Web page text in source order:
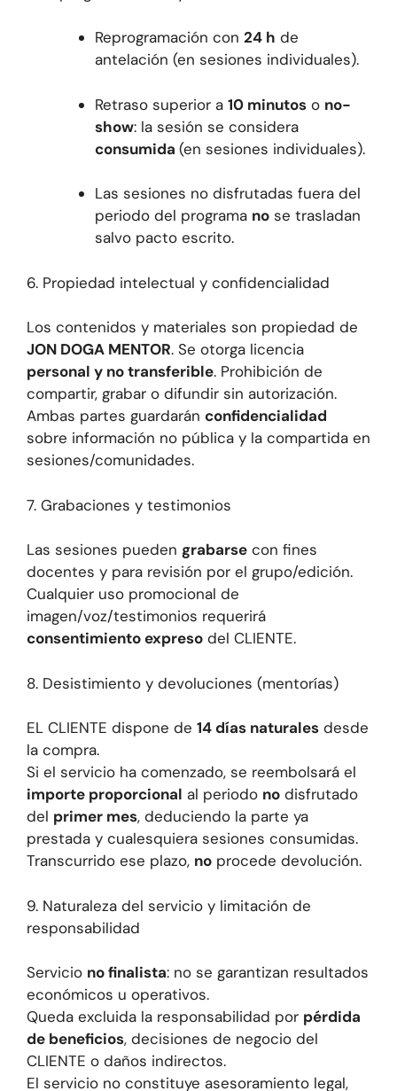
Reprogramación con 24 h de
antelación (en sesiones individuales).
Retraso superior a 10 minutoso no-
show: la sesión se considera
consumida (en sesiones individuales).
Las sesiones no disfrutadas fuera del
periodo del programa nose trasladan
salvo pacto escrito.
6. Propiedad intelectual y confidencialidad
Los contenidos y materiales son propiedad de
JON DOGA MENTOR. Se otorga licencia
personal y no transferible. Prohibición de
compartir, grabar o difundir sin autorización.
Ambas partes guardarán confidencialidad
sobre información no pública y la compartida en
sesiones/comunidades.
7. Grabaciones y testimonios
Las sesiones pueden grabarse con fines
docentes y para revisión por el grupo/edición.
Cualquier uso promocional de
imagen/voz/testimonios requerirá
consentimiento expreso del CLIENTE.
8. Desistimiento y devoluciones (mentorías)
EL CLIENTE dispone de 14 días naturales desde
la compra.
Si el servicio ha comenzado, se reembolsará el
importe proporcional al periodo no disfrutado
del primer mes, deduciendo la parte ya
prestada y cualesquiera sesiones consumidas.
Transcurrido ese plazo, no procede devolución.
9. Naturaleza del servicio y limitación de
responsabilidad
Servicio no finalista: no se garantizan resultados
económicos u operativos.
Queda excluida la responsabilidad por pérdida
de beneficios, decisiones de negocio del
CLIENTE o daños indirectos.
El servicio no constituye asesoramiento legal,